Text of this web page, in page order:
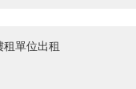
單位出租